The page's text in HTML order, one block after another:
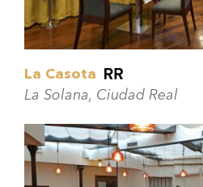
La Casota
La Solana, Ciudad Real